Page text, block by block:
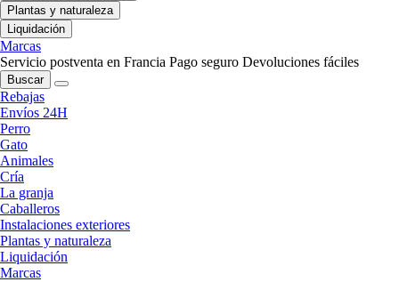
Plantas y naturaleza
Liquidación
Marcas
Servicio postventa en Francia Pago seguro Devoluciones fáciles
Buscar
Rebajas
Envíos 24H
Perro
Gato
Animales
Cría
La granja
Caballeros
Instalaciones exteriores
Plantas y naturaleza
Liquidación
Marcas